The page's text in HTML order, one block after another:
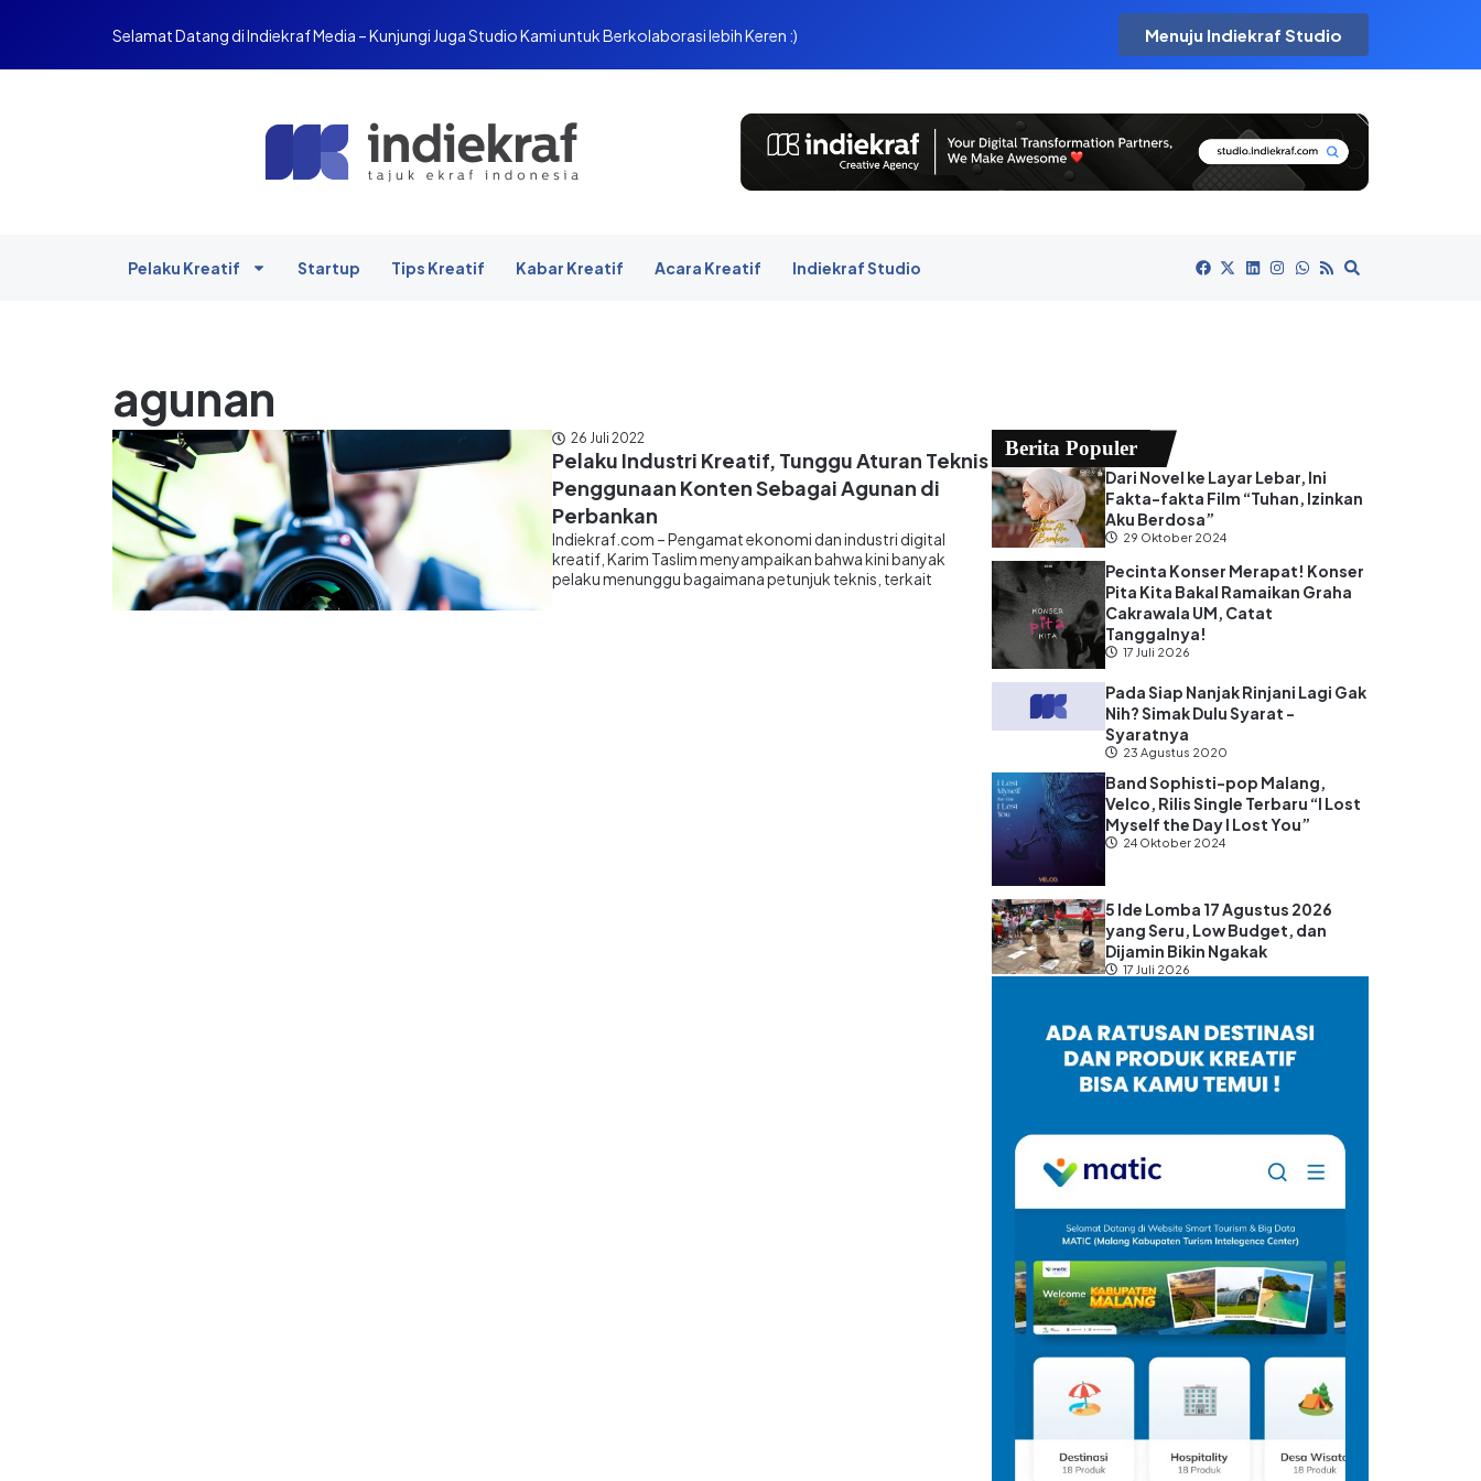
Selamat Datang di Indiekraf Media – Kunjungi Juga Studio Kami untuk Berkolaborasi lebih Keren :) Menuju Indiekraf Studio
Pelaku Kreatif Startup Tips Kreatif Kabar Kreatif Acara Kreatif Indiekraf Studio
agunan
26 Juli 2022
Pelaku Industri Kreatif, Tunggu Aturan Teknis
Penggunaan Konten Sebagai Agunan di
Perbankan
Indiekraf.com – Pengamat ekonomi dan industri digital
kreatif, Karim Taslim menyampaikan bahwa kini banyak
pelaku menunggu bagaimana petunjuk teknis, terkait
Berita Populer
Dari Novel ke Layar Lebar, Ini
Fakta-fakta Film “Tuhan, Izinkan
Aku Berdosa”
29 Oktober 2024
Pecinta Konser Merapat! Konser
Pita Kita Bakal Ramaikan Graha
Cakrawala UM, Catat
Tanggalnya!
17 Juli 2026
Pada Siap Nanjak Rinjani Lagi Gak
Nih? Simak Dulu Syarat -
Syaratnya
23 Agustus 2020
Band Sophisti-pop Malang,
Velco, Rilis Single Terbaru “I Lost
Myself the Day I Lost You”
24 Oktober 2024
5 Ide Lomba 17 Agustus 2026
yang Seru, Low Budget, dan
Dijamin Bikin Ngakak
17 Juli 2026